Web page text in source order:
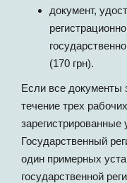
документ,
(170 грн).
Если все документы
течение трех
Государственный
один примерных
государственной